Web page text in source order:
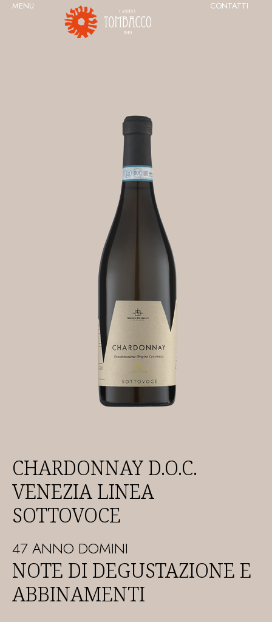
MENU CONTATTI
CHARDONNAY D.O.C.
VENEZIA LINEA
SOTTOVOCE
47 ANNO DOMINI
NOTE DI DEGUSTAZIONE E
ABBINAMENTI